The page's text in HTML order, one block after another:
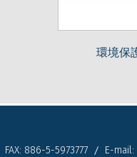
環境保護会議テーブル
FAX: 886-5-5973777 E-mail: